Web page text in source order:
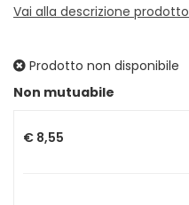
Vai alla descrizione prodotto
Prodotto non disponibile
Non mutuabile
Prezzo
€ 8,55